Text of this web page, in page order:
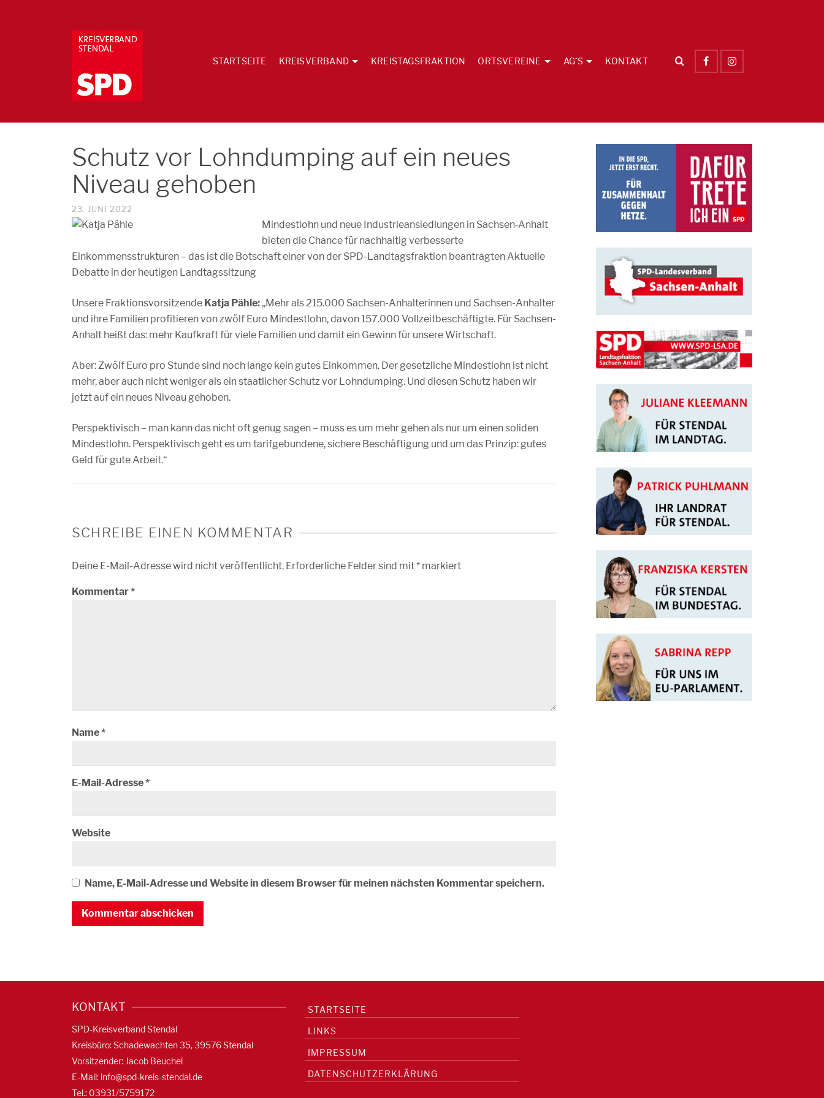
STARTSEITE KREISVERBAND KREISTAGSFRAKTION ORTSVEREINE AG´S KONTAKT
Schutz vor Lohndumping auf ein neues
Niveau gehoben
23. JUNI 2022
Mindestlohn und neue Industrieansiedlungen in Sachsen‐Anhalt
bieten die Chance für nachhaltig verbesserte
Einkommensstrukturen – das ist die Botschaft einer von der SPD-Landtagsfraktion beantragten Aktuelle
Debatte in der heutigen Landtagssitzung
Unsere Fraktionsvorsitzende Katja Pähle: „Mehr als 215.000 Sachsen-Anhalterinnen und Sachsen-Anhalter
und ihre Familien profitieren von zwölf Euro Mindestlohn, davon 157.000 Vollzeitbeschäftigte. Für Sachsen-
Anhalt heißt das: mehr Kaufkraft für viele Familien und damit ein Gewinn für unsere Wirtschaft.
Aber: Zwölf Euro pro Stunde sind noch lange kein gutes Einkommen. Der gesetzliche Mindestlohn ist nicht
mehr, aber auch nicht weniger als ein staatlicher Schutz vor Lohndumping. Und diesen Schutz haben wir
jetzt auf ein neues Niveau gehoben.
Perspektivisch – man kann das nicht oft genug sagen – muss es um mehr gehen als nur um einen soliden
Mindestlohn. Perspektivisch geht es um tarifgebundene, sichere Beschäftigung und um das Prinzip: gutes
Geld für gute Arbeit.“
SCHREIBE EINEN KOMMENTAR
Deine E-Mail-Adresse wird nicht veröffentlicht. Erforderliche Felder sind mit* markiert
Kommentar*
Name*
E-Mail-Adresse*
Website
Name, E-Mail-Adresse und Website in diesem Browser für meinen nächsten Kommentar speichern.
KONTAKT
SPD-Kreisverband Stendal
Kreisbüro: Schadewachten 35, 39576 Stendal
Vorsitzender: Jacob Beuchel
E-Mail: info@spd-kreis-stendal.de
Tel.: 03931/5759172
STARTSEITE
LINKS
IMPRESSUM
DATENSCHUTZERKLÄRUNG